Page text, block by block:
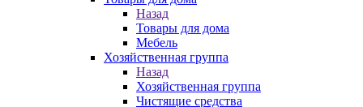
Назад
Товары для дома
Мебель
Хозяйственная группа
Назад
Хозяйственная группа
Чистящие средства